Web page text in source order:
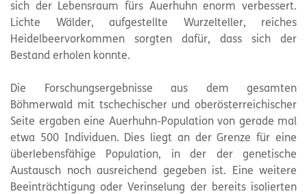
sich der Lebensraum fürs Auerhuhn enorm verbessert.
Lichte Wälder, aufgestellte Wurzelteller, reiches
Heidelbeervorkommen sorgten dafür, dass sich der
Bestand erholen konnte.
Die Forschungsergebnisse aus dem gesamten
Böhmerwald mit tschechischer und oberösterreichischer
Seite ergaben eine Auerhuhn-Population von gerade mal
etwa 500 Individuen. Dies liegt an der Grenze für eine
überlebensfähige Population, in der der genetische
Austausch noch ausreichend gegeben ist. Eine weitere
Beeinträchtigung oder Verinselung der bereits isolierten